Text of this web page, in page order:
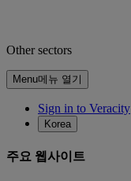
Other sectors
Menu메뉴 열기
Sign in to Veracity
Korea
주요 웹사이트